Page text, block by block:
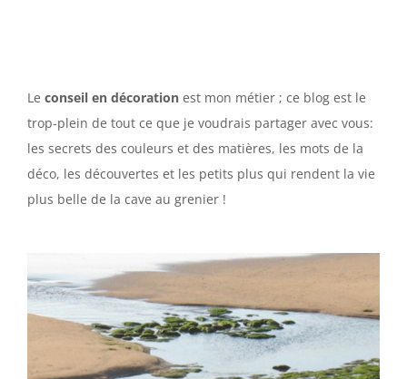
Le conseil en décoration est mon métier ; ce blog est le
trop-plein de tout ce que je voudrais partager avec vous:
les secrets des couleurs et des matières, les mots de la
déco, les découvertes et les petits plus qui rendent la vie
plus belle de la cave au grenier !